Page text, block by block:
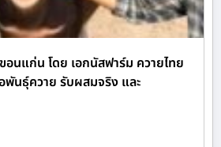
อนแก่น โดย เอกนัสฟาร์ม ควายไทย
นธุ์ควาย รับผสมจริง และ